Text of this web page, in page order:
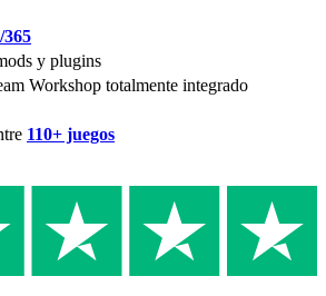
365
y plugins
Workshop totalmente integrado
110+ juegos